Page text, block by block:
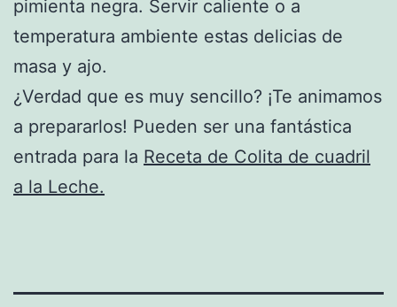
pimienta negra. Servir caliente o a
temperatura ambiente estas delicias de
masa y ajo.
¿Verdad que es muy sencillo? ¡Te animamos
a prepararlos! Pueden ser una fantástica
entrada para la Receta de Colita de cuadril
a la Leche.